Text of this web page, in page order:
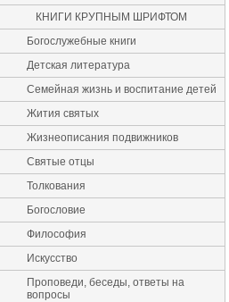
КНИГИ КРУПНЫМ ШРИФТОМ
Богослужебные книги
Детская литература
Семейная жизнь и воспитание детей
Жития святых
Жизнеописания подвижников
Святые отцы
Толкования
Богословие
Философия
Искусство
Проповеди, беседы, ответы на
вопросы